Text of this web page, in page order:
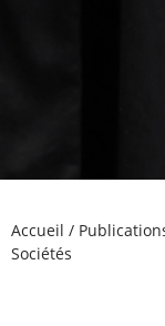
Accueil /
Sociétés